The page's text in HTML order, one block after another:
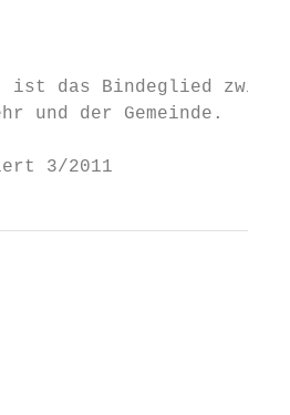
ist das Bindeglied
und der Gemeinde.
3/2011